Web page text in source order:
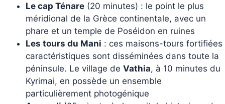
Le cap Ténare (20 minutes) : le point le plus
méridional de la Grèce continentale, avec un
phare et un temple de Poséidon en ruines
Les tours du Mani : ces maisons-tours fortifiées
caractéristiques sont disséminées dans toute la
péninsule. Le village de Vathia, à 10 minutes du
Kyrimai, en possède un ensemble
particulièrement photogénique